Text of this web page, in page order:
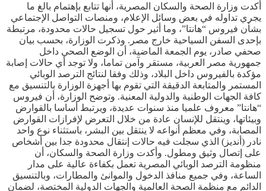
أكدت وزارة الصحة والسكان المصرية، أنها تتابع بإهتمام بالغ ما
يجري تداوله في بعض وسائل الإعلام، ومنصات التواصل الإجتماعي
بشأن فيروس “هانتا”، وما أثير حول تسجيل حالات محدودة، مرتبطة
بإحدى السفن السياحية خارج مصر. وذكرت الوزارة، بحسب بيان
صحفي صادر، يوم الجمعة الماضية، أن الوضع الصحي داخل
جمهورية مصر العربية، مستقر وآمن تماما، ولا توجد أي حالات إصابة
مؤكدة بالفيروس داخل البلاد، وذلك وفقا لنتائج الترصد الوبائي
المستمر والمتابعة الدقيقة التي تقوم بها أجهزة الوزارة بالتنسيق مع
كافة الجهات الوطنية والدولية المعنية. وتوضح الوزارة، أن فيروس
“هانتا” معروف علميا منذ سنوات عديدة، ويرتبط أساسا بالقوارض
وبيئاتها، وينتقل للإنسان عادة من خلال التعرض لإفرازات القوارض
المصابة، وفي معظم أنواعه لا ينتقل بين البشر، باستثناء نوع واحد
نادر (أنديز) الذي سجلت فيه حالات إنتقال محدودة جدا بين أشخاص
على إتصال وثيق ومطول. وأكدت وزارة الصحة والسكان، أن
منظومة الترصد الوبائي المصرية تعمل بكفاءة عالية على مدار
الساعة، وفي جميع منافذ الدخول والموانئ والمطارات، وبالتنسيق
الدائم مع منظمة الصحة العالمية والجهات الدولية المختصة، لضمان